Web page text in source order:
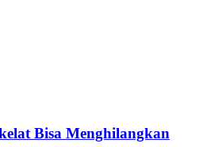
Bisa Menghilangkan